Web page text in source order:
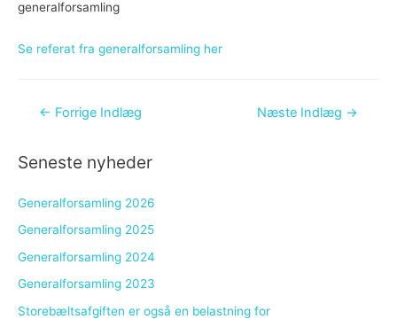
generalforsamling
Se referat fra generalforsamling her
Indlægsnavigation
← Forrige Indlæg Næste Indlæg →
Seneste nyheder
Generalforsamling 2026
Generalforsamling 2025
Generalforsamling 2024
Generalforsamling 2023
Storebæltsafgiften er også en belastning for